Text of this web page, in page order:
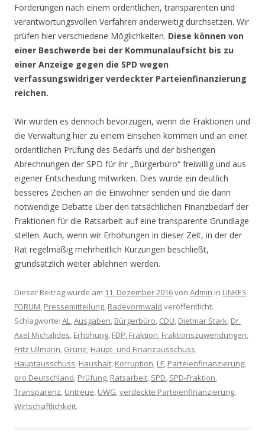
Forderungen nach einem ordentlichen, transparenten und
verantwortungsvollen Verfahren anderweitig durchsetzen. Wir
prüfen hier verschiedene Möglichkeiten. Diese können von
einer Beschwerde bei der Kommunalaufsicht bis zu
einer Anzeige gegen die SPD wegen
verfassungswidriger verdeckter Parteienfinanzierung
reichen.
Wir würden es dennoch bevorzugen, wenn die Fraktionen und
die Verwaltung hier zu einem Einsehen kommen und an einer
ordentlichen Prüfung des Bedarfs und der bisherigen
Abrechnungen der SPD für ihr „Bürgerbüro“ freiwillig und aus
eigener Entscheidung mitwirken. Dies würde ein deutlich
besseres Zeichen an die Einwohner senden und die dann
notwendige Debatte über den tatsächlichen Finanzbedarf der
Fraktionen für die Ratsarbeit auf eine transparente Grundlage
stellen. Auch, wenn wir Erhöhungen in dieser Zeit, in der der
Rat regelmäßig mehrheitlich Kürzungen beschließt,
grundsätzlich weiter ablehnen werden.
Dieser Beitrag wurde am 11. Dezember 2016von Admin in LINKES
FORUM, Pressemitteilung, Radevormwald veröffentlicht.
Schlagworte: AL,Ausgaben, Bürgerbüro, CDU, Dietmar Stark, Dr.
Axel Michalides, Erhöhung, FDP, Fraktion, Fraktionszuwendungen,
Fritz Ullmann, Grüne, Haupt- und Finanzausschuss,
Hauptausschuss, Haushalt, Korruption, LF, Parteienfinanzierung,
pro Deutschland, Prüfung, Ratsarbeit, SPD, SPD-Fraktion,
Transparenz, Untreue, UWG,verdeckte Parteienfinanzierung,
Wirtschaftlichkeit.